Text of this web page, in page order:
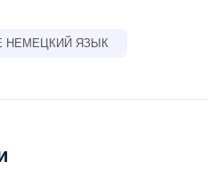
НЕМЕЦКИЙ ЯЗЫК